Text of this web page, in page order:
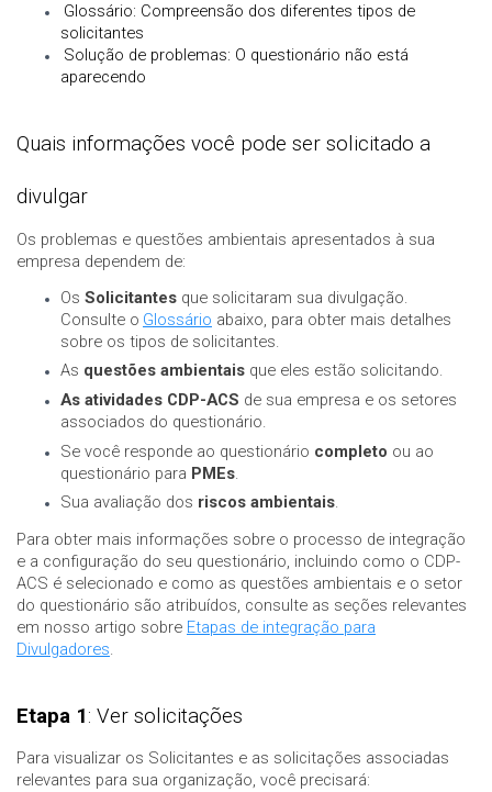
Glossário: Compreensão dos diferentes tipos de
solicitantes
Solução de problemas: O questionário não está
aparecendo
Quais informações você pode ser solicitado a
divulgar
Os problemas e questões ambientais apresentados à sua
empresa dependem de:
Os Solicitantes que solicitaram sua divulgação.
Consulte o Glossário abaixo, para obter mais detalhes
sobre os tipos de solicitantes.
As questões ambientais que eles estão solicitando.
As atividades CDP-ACS de sua empresa e os setores
associados do questionário.
Se você responde ao questionário completo ou ao
questionário para PMEs.
Sua avaliação dos riscos ambientais.
Para obter mais informações sobre o processo de integração
e a configuração do seu questionário, incluindo como o CDP-
ACS é selecionado e como as questões ambientais e o setor
do questionário são atribuídos, consulte as seções relevantes
em nosso artigo sobre Etapas de integração para
Divulgadores.
Etapa 1: Ver solicitações
Para visualizar os Solicitantes e as solicitações associadas
relevantes para sua organização, você precisará: